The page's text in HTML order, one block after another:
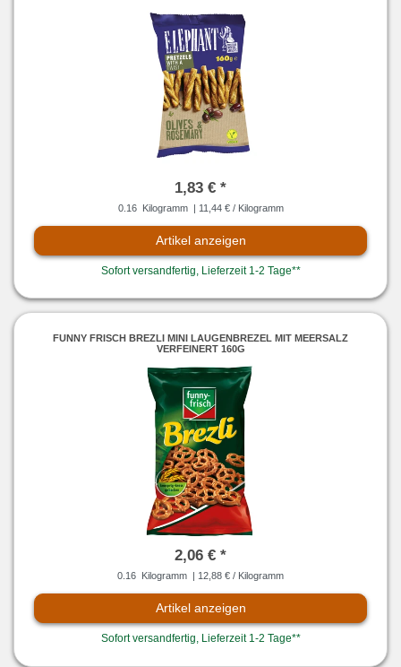
1,83 € *
0.16 Kilogramm | 11,44 € / Kilogramm
Artikel anzeigen
Sofort versandfertig, Lieferzeit 1-2 Tage**
FUNNY FRISCH BREZLI MINI LAUGENBREZEL MIT MEERSALZ
VERFEINERT 160G
2,06 € *
0.16 Kilogramm | 12,88 € / Kilogramm
Artikel anzeigen
Sofort versandfertig, Lieferzeit 1-2 Tage**